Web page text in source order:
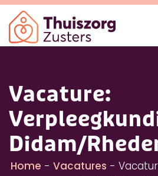
Vacature:
Didam/
Home - Vacatures -